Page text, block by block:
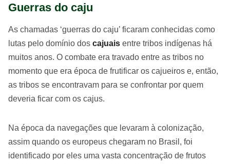
Guerras do caju
As chamadas ‘guerras do caju’ ficaram conhecidas como
lutas pelo domínio dos cajuais entre tribos indígenas há
muitos anos. O combate era travado entre as tribos no
momento que era época de frutificar os cajueiros e, então,
as tribos se encontravam para se confrontar por quem
deveria ficar com os cajus.
Na época da navegações que levaram à colonização,
assim quando os europeus chegaram no Brasil, foi
identificado por eles uma vasta concentração de frutos